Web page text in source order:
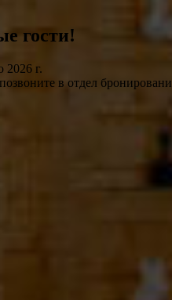
гости!
2026 г.
в отдел